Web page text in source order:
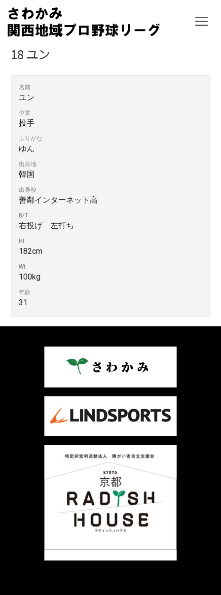
Skip
content
18 ユン
名前
ユン
位置
投手
ふりがな
ゆん
出身地
韓国
出身校
善鄰インターネット高
B/T
右投げ 左打ち
Ht
182cm
Wt
100kg
年齢
31